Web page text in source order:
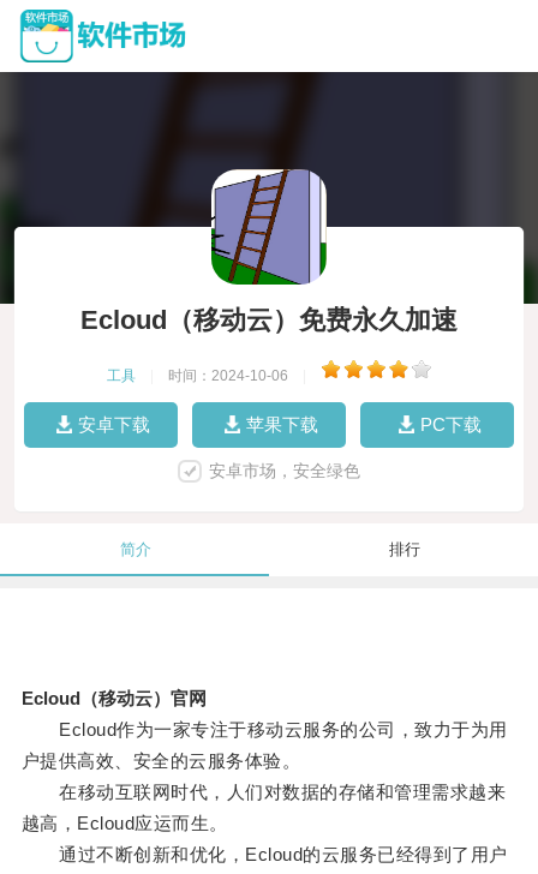
Ecloud（移动云）免费永久加速
工具 时间：2024-10-06
安卓下载 苹果下载 PC下载
安卓市场，安全绿色
简介 排行
Ecloud（移动云）官网
Ecloud作为一家专注于移动云服务的公司，致力于为用
户提供高效、安全的云服务体验。
在移动互联网时代，人们对数据的存储和管理需求越来
越高，Ecloud应运而生。
通过不断创新和优化，Ecloud的云服务已经得到了用户